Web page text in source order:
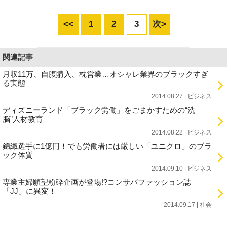
<< 1 2 3 次>
関連記事
月収11万、自腹購入、枕営業…オシャレ業界のブラックすぎ
る実態
2014.08.27 | ビジネス
ディズニーランド「ブラック労働」をごまかすための“洗
脳”人材教育
2014.08.22 | ビジネス
錦織選手に1億円！でも労働者には厳しい「ユニクロ」のブラ
ック体質
2014.09.10 | ビジネス
専業主婦願望粉砕企画が登場!?コンサバファッション誌
「JJ」に異変！
2014.09.17 | 社会